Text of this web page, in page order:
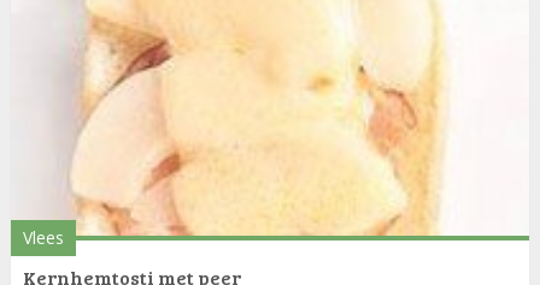
Vlees
Kernhemtosti met peer